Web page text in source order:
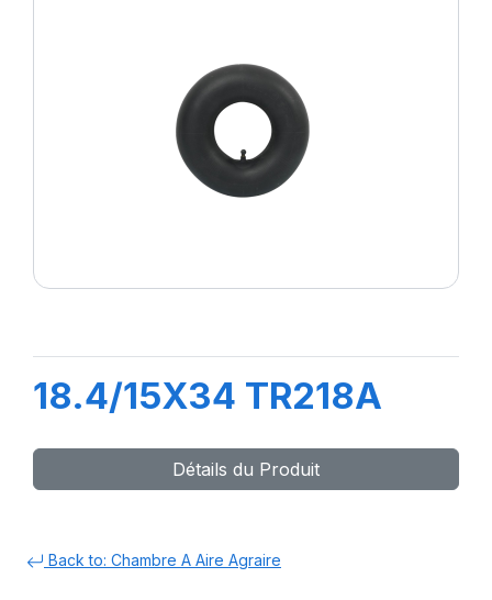
18.4/15X34 TR218A
Détails du Produit
Back to: Chambre A Aire Agraire